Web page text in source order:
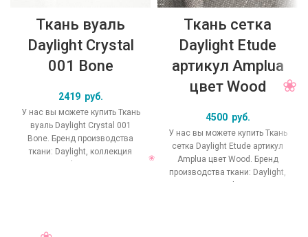
Ткань вуаль
Daylight Crystal
001 Bone
2419 руб.
У нас вы можете купить Ткань
вуаль Daylight Crystal 001
Bone. Бренд производства
ткани: Daylight, коллекция
Crystal, основной
Ткань сетка
Daylight Etude
артикул Amplua
цвет Wood
4500 руб.
У нас вы можете купить Ткань
сетка Daylight Etude артикул
Amplua цвет Wood. Бренд
производства ткани: Daylight,
коллекция Etude, основной